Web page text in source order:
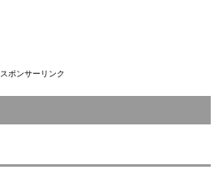
スポンサーリンク